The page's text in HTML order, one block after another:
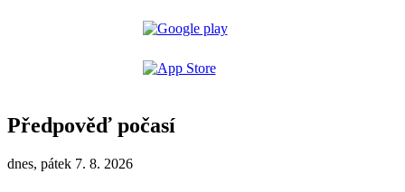
Předpověď počasí
dnes, pátek 7. 8. 2026